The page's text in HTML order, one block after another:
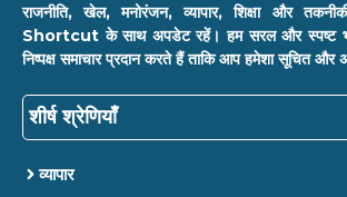
राजनीति, खेल, मनोरंजन, व्यापार, शिक्षा और
Shortcut के साथ अपडेट रहें। हम सरल और स्पष्ट
निष्पक्ष समाचार प्रदान करते हैं ताकि आप हमेशा सूचित और
शीर्ष श्रेणियाँ
व्यापार